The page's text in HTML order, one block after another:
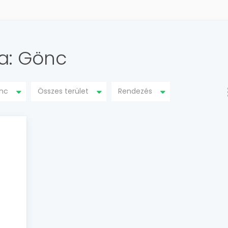
Gönc
Összes terület Rendezés